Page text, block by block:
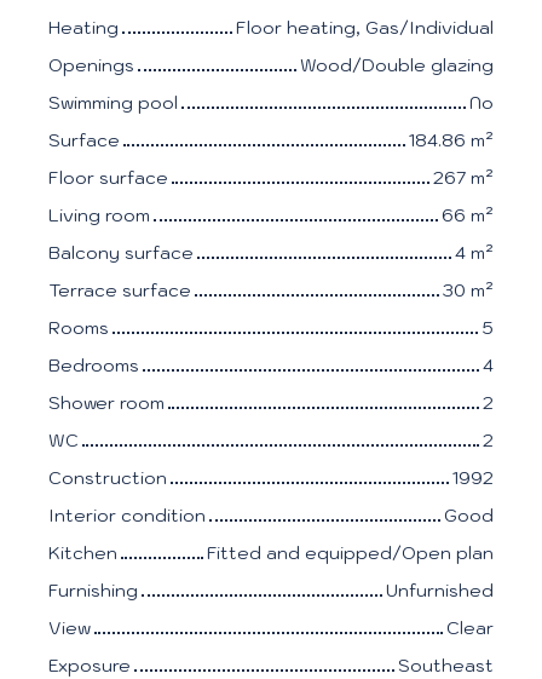
Heating
Floor heating, Gas/Individual
Openings
Wood/Double glazing
Swimming pool
No
Surface
184.86 m²
Floor surface
267 m²
Living room
66 m²
Balcony surface
4 m²
Terrace surface
30 m²
Rooms
5
Bedrooms
4
Shower room
2
WC
2
Construction
1992
Interior condition
Good
Kitchen
Fitted and equipped/Open plan
Furnishing
Unfurnished
View
Clear
Exposure
Southeast